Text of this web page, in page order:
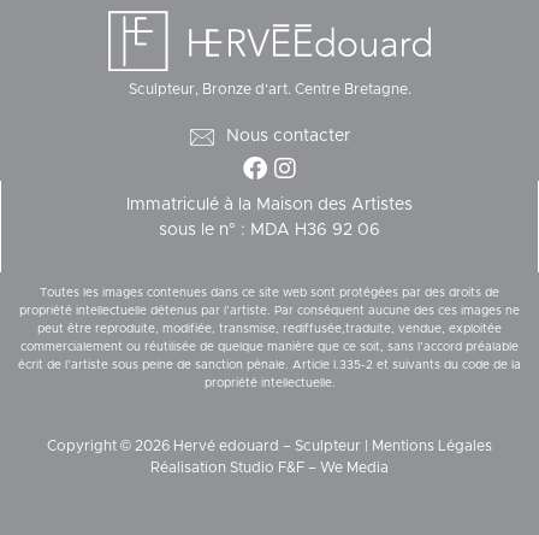
Sculpteur, Bronze d’art. Centre Bretagne.
Nous contacter
Immatriculé à la Maison des Artistes
sous le n° : MDA H36 92 06
Toutes les images contenues dans ce site web sont protégées par des droits de
propriété intellectuelle détenus par l’artiste. Par conséquent aucune des ces images ne
peut être reproduite, modifiée, transmise, rediffusée,traduite, vendue, exploitée
commercialement ou réutilisée de quelque manière que ce soit, sans l’accord préalable
écrit de l’artiste sous peine de sanction pénale. Article I.335-2 et suivants du code de la
propriété intellectuelle.
Copyright © 2026 Hervé edouard – Sculpteur |
Mentions Légales
Réalisation Studio F&F – We Media